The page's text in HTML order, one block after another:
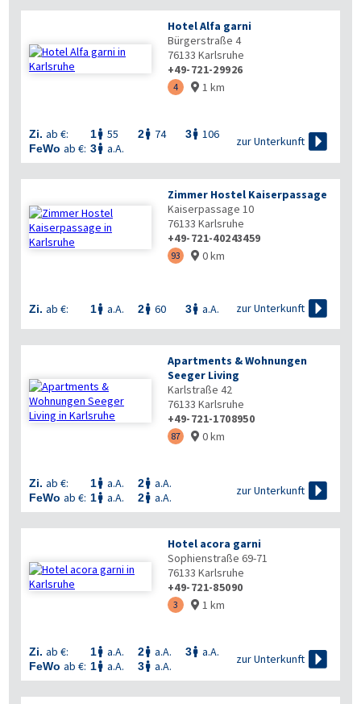
Hotel Alfa garni
Bürgerstraße 4
76133 Karlsruhe
+49-721-29926
4  1 km
Zi. ab €: 1 55 2 74 3 106
FeWo ab €: 3 a.A.
zur Unterkunft 
Zimmer Hostel Kaiserpassage
Kaiserpassage 10
76133 Karlsruhe
+49-721-40243459
93  0 km
Zi. ab €: 1 a.A. 2 60 3 a.A. zur Unterkunft 
Apartments & Wohnungen
Seeger Living
Karlstraße 42
76133 Karlsruhe
+49-721-1708950
87  0 km
Zi. ab €: 1 a.A. 2 a.A.
FeWo ab €: 1 a.A. 2 a.A.
zur Unterkunft 
Hotel acora garni
Sophienstraße 69-71
76133 Karlsruhe
+49-721-85090
3  1 km
Zi. ab €: 1 a.A. 2 a.A. 3 a.A.
FeWo ab €: 1 a.A. 3 a.A.
zur Unterkunft 